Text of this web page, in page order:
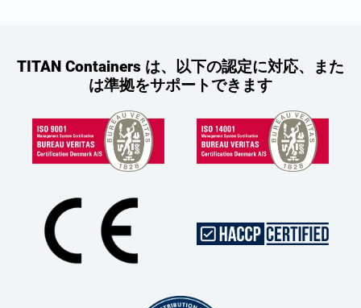
TITAN Containers は、以下の認定に対応、また
は準拠をサポートできます